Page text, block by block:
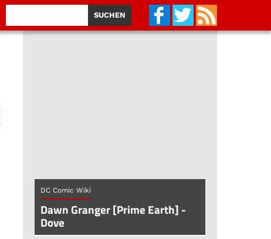
DC Comic Wiki
Dawn Granger [Prime Earth] -
Dove